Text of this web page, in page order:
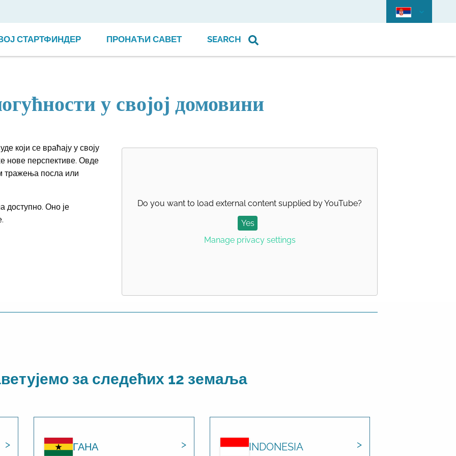
СТАРТФИНДЕР ПРОНАЋИ САВЕТ SEARCH
у својој домовини
који се враћају у своју
нове перспективе. Овде
тражења посла или
доступно. Оно је
Do you want to load external content supplied byYouTube?
Yes
Manage privacy settings
за следећих 12 земаља
ГАНА INDONESIA